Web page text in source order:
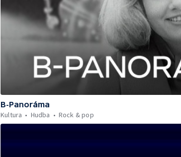
B-Panoráma
Kultura
Hudba Rock & pop